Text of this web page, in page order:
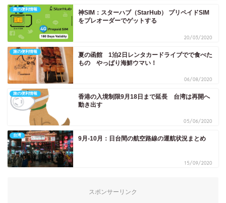
旅の便利情報
神SIM：スターハブ（StarHub） プリペイドSIM
をプレオーダーでゲットする
20/03/2020
旅の便利情報
夏の函館 1泊2日レンタカードライブでで食べた
もの やっぱり海鮮ウマい！
06/08/2020
旅の便利情報
香港の入境制限9月18日まで延長 台湾は再開へ
動き出す
05/06/2020
台湾 9月-10月：日台間の航空路線の運航状況まとめ
15/09/2020
スポンサーリンク